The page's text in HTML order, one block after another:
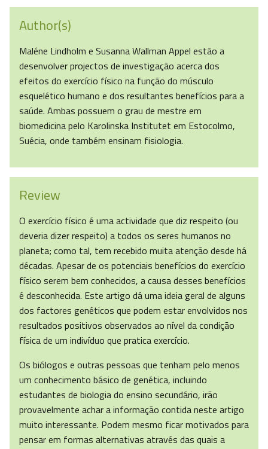
Author(s)
Maléne Lindholm e Susanna Wallman Appel estão a
desenvolver projectos de investigação acerca dos
efeitos do exercício físico na função do músculo
esquelético humano e dos resultantes benefícios para a
saúde. Ambas possuem o grau de mestre em
biomedicina pelo Karolinska Institutet em Estocolmo,
Suécia, onde também ensinam fisiologia.
Review
O exercício físico é uma actividade que diz respeito (ou
deveria dizer respeito) a todos os seres humanos no
planeta; como tal, tem recebido muita atenção desde há
décadas. Apesar de os potenciais benefícios do exercício
físico serem bem conhecidos, a causa desses benefícios
é desconhecida. Este artigo dá uma ideia geral de alguns
dos factores genéticos que podem estar envolvidos nos
resultados positivos observados ao nível da condição
física de um indivíduo que pratica exercício.
Os biólogos e outras pessoas que tenham pelo menos
um conhecimento básico de genética, incluindo
estudantes de biologia do ensino secundário, irão
provavelmente achar a informação contida neste artigo
muito interessante. Podem mesmo ficar motivados para
pensar em formas alternativas através das quais a